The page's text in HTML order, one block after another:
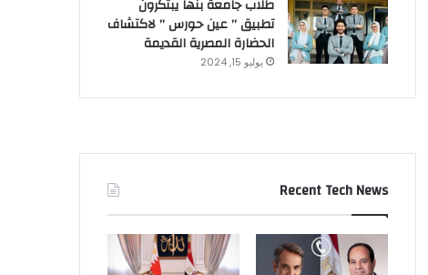
طلاب جامعة بنها يبتكرون
تطبيق ” عين حورس ” لاكتشاف
الحضارة المصرية القديمة
يوليو 15, 2024
Recent Tech News